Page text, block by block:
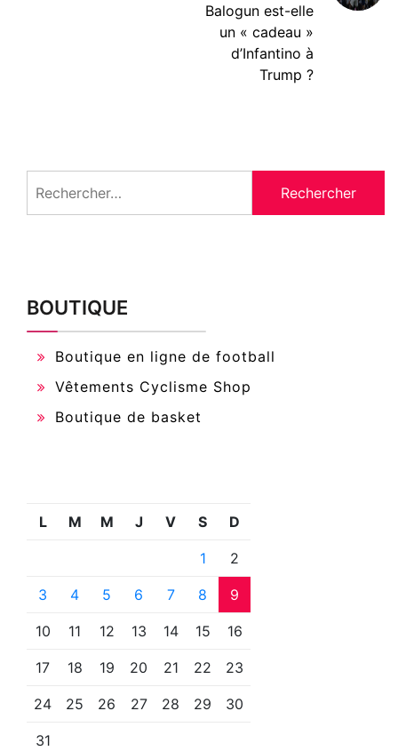
Balogun est-elle
un « cadeau »
d’Infantino à
Trump ?
BOUTIQUE
Boutique en ligne de football
Vêtements Cyclisme Shop
Boutique de basket
L M M J V S D
1 2
3 4 5 6 7 8 9
10 11 12 13 14 15 16
17 18 19 20 21 22 23
24 25 26 27 28 29 30
31